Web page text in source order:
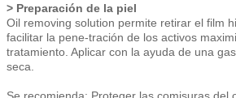
> Preparación de la piel
Oil removing solution permite retirar el film
facilitar la pene-tración de los activos
tratamiento. Aplicar con la ayuda de una
seca.
Se recomienda: Proteger las comisuras del